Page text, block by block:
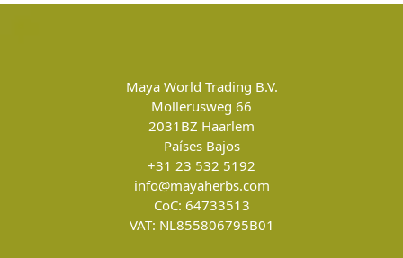
Maya World Trading B.V.
Mollerusweg 66
2031BZ Haarlem
Países Bajos
+31 23 532 5192
info@mayaherbs.com
CoC: 64733513
VAT: NL855806795B01